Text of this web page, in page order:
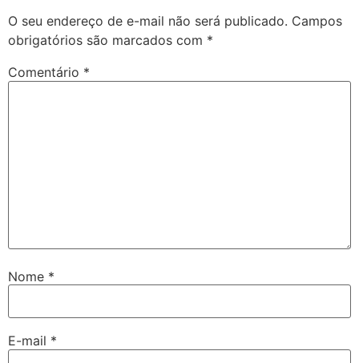
O seu endereço de e-mail não será publicado. Campos
obrigatórios são marcados com *
Comentário *
Nome *
E-mail *